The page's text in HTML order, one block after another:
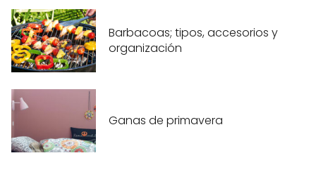
Barbacoas; tipos, accesorios y
organización
Ganas de primavera